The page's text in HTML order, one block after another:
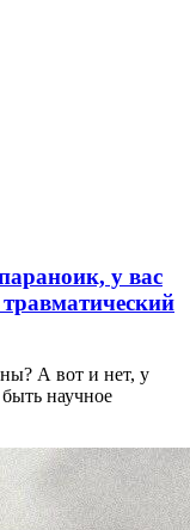
у вас
А вот и нет, у
научное